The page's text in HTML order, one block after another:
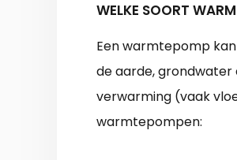
WELKE SOORT
Een warmtepomp
de aarde,
verwarming (vaak
warmtepompen: